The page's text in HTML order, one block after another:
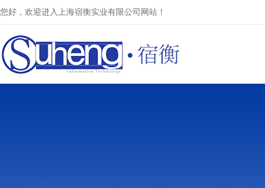
您好，欢迎进入上海宿衡实业有限公司网站！